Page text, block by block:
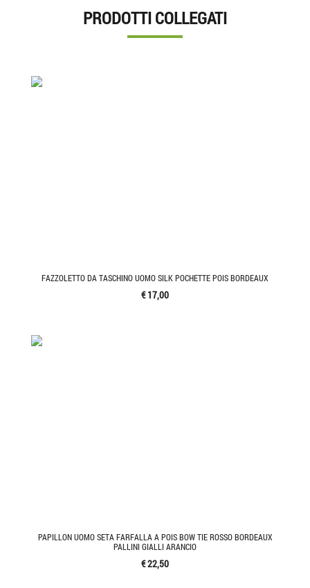
PRODOTTI COLLEGATI
FAZZOLETTO DA TASCHINO UOMO SILK POCHETTE POIS BORDEAUX
€ 17,00
PAPILLON UOMO SETA FARFALLA A POIS BOW TIE ROSSO BORDEAUX
PALLINI GIALLI ARANCIO
€ 22,50